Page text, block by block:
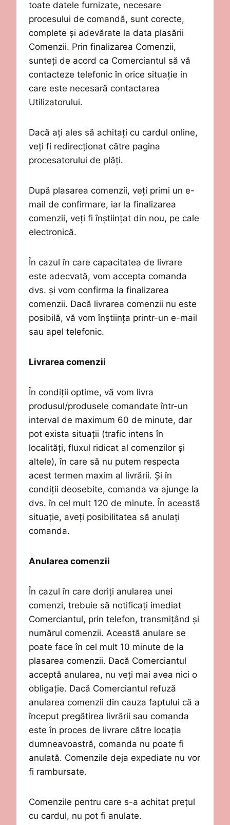
toate datele furnizate, necesare
procesului de comandă, sunt corecte,
complete și adevărate la data plasării
Comenzii. Prin finalizarea Comenzii,
sunteți de acord ca Comerciantul să vă
contacteze telefonicîn orice situație in
care este necesară contactarea
Utilizatorului.
Dacă ați ales să achitați cu cardul online,
veți fi redirecționat către pagina
procesatorului de plăți.
După plasarea comenzii, veți primi un e-
mail de confirmare, iar la finalizarea
comenzii, veți fi înștiințat din nou, pe cale
electronică.
În cazul în care capacitatea de livrare
este adecvată, vom accepta comanda
dvs. și vom confirma la finalizarea
comenzii. Dacă livrarea comenzii nu este
posibilă, vă vom înștiința printr-un e-mail
sau apel telefonic.
Livrarea comenzii
În condiții optime, vă vom livra
produsul/produsele comandate într-un
interval de maximum 60 de minute, dar
pot exista situații (trafic intens în
localități, fluxul ridicat al comenzilor și
altele), în care să nu putem respecta
acest termen maxim al livrării. Și în
condiții deosebite, comanda va ajunge la
dvs. în cel mult 120 de minute. În această
situație, aveți posibilitatea să anulați
comanda.
Anularea comenzii
În cazul în care doriți anularea unei
comenzi, trebuie să notificați imediat
Comerciantul, prin telefon, transmițând și
numărul comenzii. Această anulare se
poate face în cel mult 10 minute de la
plasarea comenzii. Dacă Comerciantul
acceptă anularea, nu veți mai avea nici o
obligație. Dacă Comerciantul refuză
anularea comenzii din cauza faptului că a
început pregătirea livrării sau comanda
este în proces de livrare către locația
dumneavoastră, comanda nu poate fi
anulată. Comenzile deja expediate nu vor
fi rambursate.
Comenzile pentru care s-a achitat prețul
cu cardul, nu pot fi anulate.